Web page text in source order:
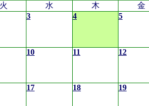
火 水 木 金
3 4 5
10 11 12
17 18 19